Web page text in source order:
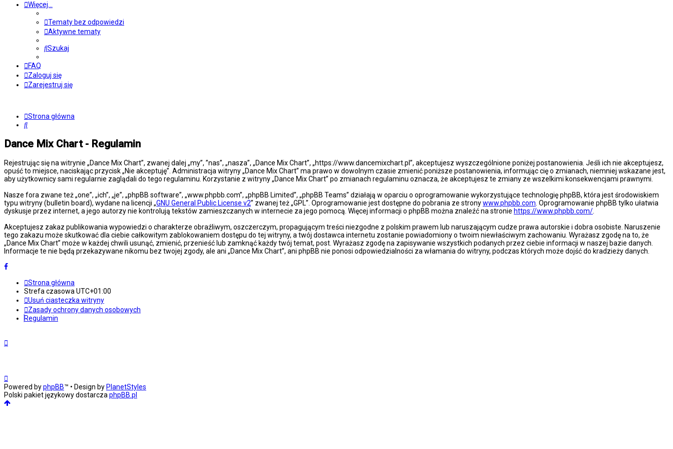
Więcej…
Tematy bez odpowiedzi
Aktywne tematy
Szukaj
FAQ
Zaloguj się
Zarejestruj się
Strona główna
Szukaj
Dance Mix Chart - Regulamin
Rejestrując się na witrynie „Dance Mix Chart”, zwanej dalej „my”, ”nas”, „nasza”, „Dance Mix Chart”, „https://www.dancemixchart.pl”, akceptujesz wyszczególnione poniżej postanowienia. Jeśli ich nie akceptujesz,
opuść to miejsce, naciskając przycisk „Nie akceptuję”. Administracja witryny „Dance Mix Chart” ma prawo w dowolnym czasie zmienić poniższe postanowienia, informując cię o zmianach, niemniej wskazane jest,
aby użytkownicy sami regularnie zaglądali do tego regulaminu. Korzystanie z witryny „Dance Mix Chart” po zmianach regulaminu oznacza, że akceptujesz te zmiany ze wszelkimi konsekwencjami prawnymi.
Nasze fora zwane też „one”, „ich”, „je”, „phpBB software”, „www.phpbb.com”, „phpBB Limited”, „phpBB Teams” działają w oparciu o oprogramowanie wykorzystujące technologię phpBB, która jest środowiskiem
typu witryny (bulletin board), wydane na licencji „GNU General Public License v2” zwanej też „GPL”. Oprogramowanie jest dostępne do pobrania ze stronywww.phpbb.com . Oprogramowanie phpBB tylko ułatwia
dyskusje przez internet, a jego autorzy nie kontrolują tekstów zamieszczanych w internecie za jego pomocą. Więcej informacji o phpBB można znaleźć na stronie https://www.phpbb.com/
Akceptujesz zakaz publikowania wypowiedzi o charakterze obraźliwym, oszczerczym, propagującym treści niezgodne z polskim prawem lub naruszającym cudze prawa autorskie i dobra osobiste. Naruszenie
tego zakazu może skutkować dla ciebie całkowitym zablokowaniem dostępu do tej witryny, a twój dostawca internetu zostanie powiadomiony o twoim niewłaściwym zachowaniu. Wyrażasz zgodę na to, że
„Dance Mix Chart” może w każdej chwili usunąć, zmienić, przenieść lub zamknąć każdy twój temat, post. Wyrażasz zgodę na zapisywanie wszystkich podanych przez ciebie informacji w naszej bazie danych.
Informacje te nie będą przekazywane nikomu bez twojej zgody, ale ani „Dance Mix Chart”, ani phpBB nie ponosi odpowiedzialności za włamania do witryny, podczas których może dojść do kradzieży danych.
Strona główna
Strefa czasowa UTC+01:00
Usuń ciasteczka witryny
Zasady ochrony danych osobowych
Regulamin
Powered byphpBB™ • Design byPlanetStyles
Polski pakiet językowy dostarcza phpBB.pl